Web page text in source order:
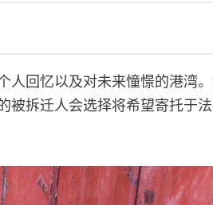
回忆以及对未来憧憬的港湾
拆迁人会选择将希望寄托于